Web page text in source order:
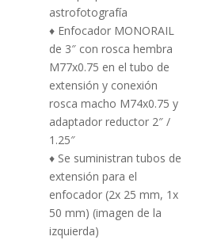
astrofotografía
♦ Enfocador MONORAIL
de 3″ con rosca hembra
M77x0.75 en el tubo de
extensión y conexión
rosca macho M74x0.75 y
adaptador reductor 2″ /
1.25″
♦ Se suministran tubos de
extensión para el
enfocador (2x 25 mm, 1x
50 mm) (imagen de la
izquierda)